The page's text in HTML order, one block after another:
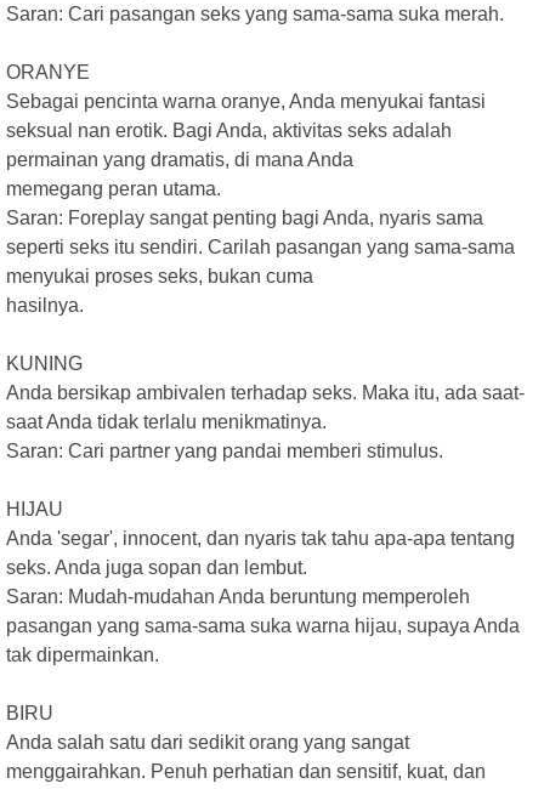
Saran: Cari pasangan seks yang sama-sama suka merah.
ORANYE
Sebagai pencinta warna oranye, Anda menyukai fantasi
seksual nan erotik. Bagi Anda, aktivitas seks adalah
permainan yang dramatis, di mana Anda
memegang peran utama.
Saran: Foreplay sangat penting bagi Anda, nyaris sama
seperti seks itu sendiri. Carilah pasangan yang sama-sama
menyukai proses seks, bukan cuma
hasilnya.
KUNING
Anda bersikap ambivalen terhadap seks. Maka itu, ada saat-
saat Anda tidak terlalu menikmatinya.
Saran: Cari partner yang pandai memberi stimulus.
HIJAU
Anda 'segar', innocent, dan nyaris tak tahu apa-apa tentang
seks. Anda juga sopan dan lembut.
Saran: Mudah-mudahan Anda beruntung memperoleh
pasangan yang sama-sama suka warna hijau, supaya Anda
tak dipermainkan.
BIRU
Anda salah satu dari sedikit orang yang sangat
menggairahkan. Penuh perhatian dan sensitif, kuat, dan